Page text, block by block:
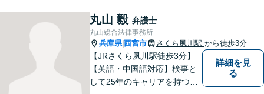
たら、お気軽にご相談くださ
い。
丸山 毅 弁護士
丸山総合法律事務所
兵庫県|西宮市 さくら夙川駅 から徒歩3分
【JRさくら夙川駅徒歩3分】
【英語・中国語対応】検事と
して25年のキャリアを持つ弁
詳細を見
る